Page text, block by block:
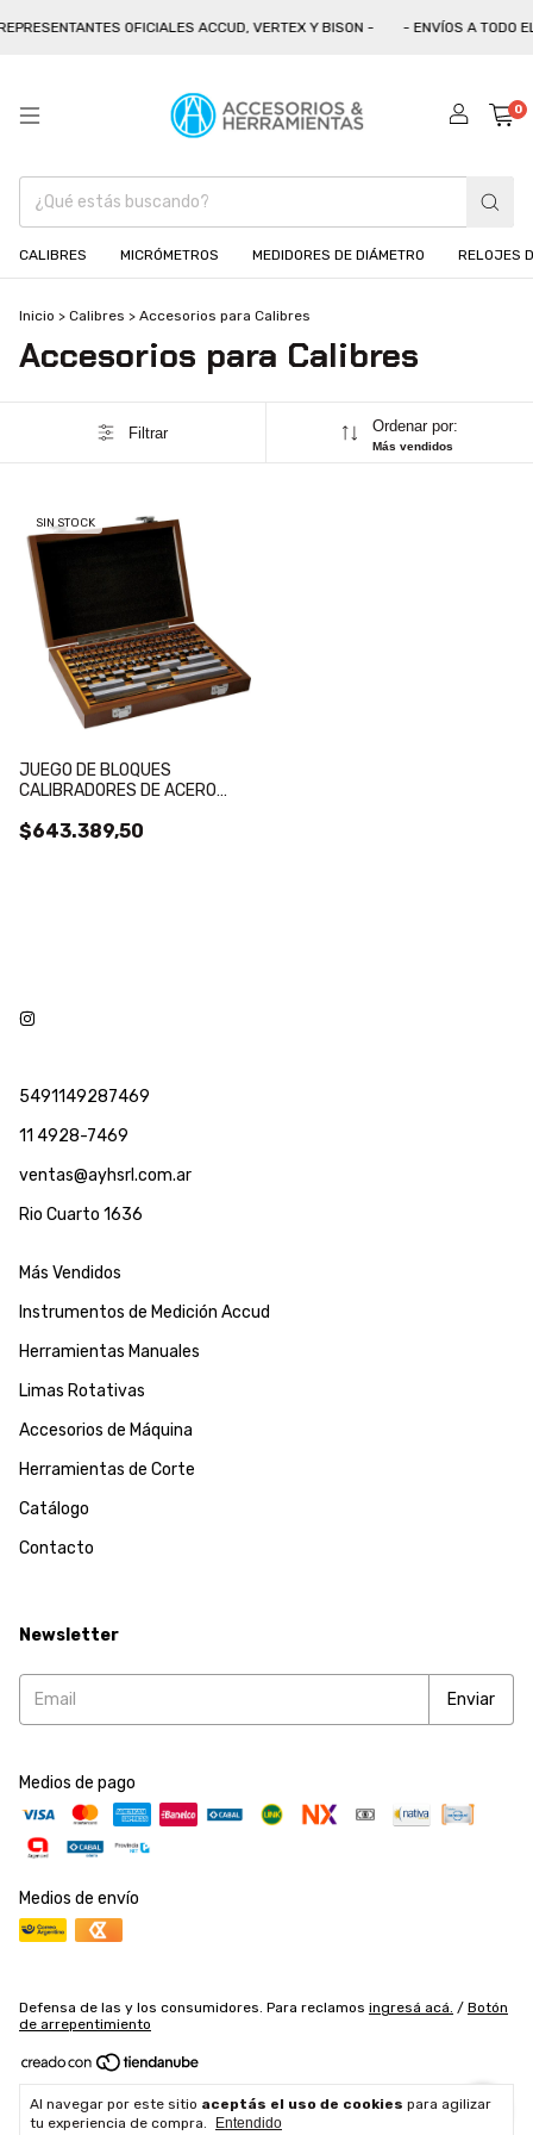
OFICIALES ACCUD, VERTEX Y BISON - - ENVÍOS A TODO
0
CALIBRES MICRÓMETROS MEDIDORES DE DIÁMETRO RELOJES
Al navegar por este sitio aceptás el uso de cookies para agilizar
tu experiencia de compra.
Entendido
Inicio > Calibres > Accesorios para Calibres
Accesorios para Calibres
Filtrar Ordenar por:
Más vendidos
SIN STOCK
JUEGO DE BLOQUES
CALIBRADORES DE ACERO
$643.389,50
5491149287469
11 4928-7469
ventas@ayhsrl.com.ar
Rio Cuarto 1636
Más Vendidos
Instrumentos de Medición Accud
Herramientas Manuales
Limas Rotativas
Accesorios de Máquina
Herramientas de Corte
Catálogo
Contacto
Newsletter
Medios de pago
Medios de envío
Defensa de las y los consumidores. Para reclamos ingresá acá. / Botón
de arrepentimiento
Copyright Accesorios y Herramientas SRL - 2026. Todos los derechos
reservados.